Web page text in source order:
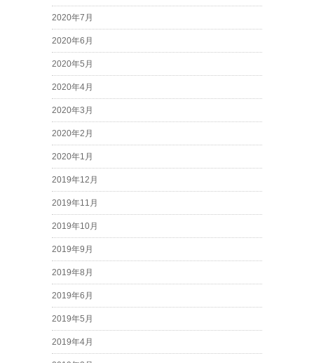
2020年7月
2020年6月
2020年5月
2020年4月
2020年3月
2020年2月
2020年1月
2019年12月
2019年11月
2019年10月
2019年9月
2019年8月
2019年6月
2019年5月
2019年4月